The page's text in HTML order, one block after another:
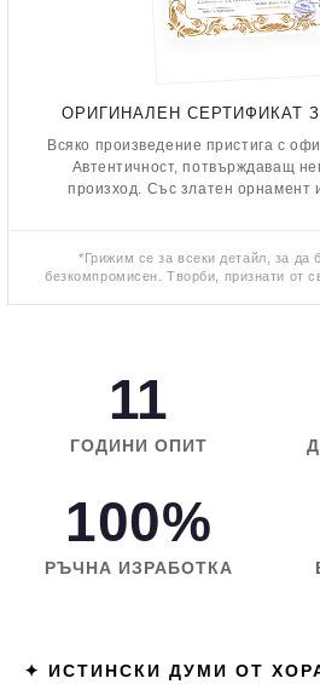
ОРИГИНАЛЕН СЕРТИФИКАТ
Всяко произведение пристига с
Автентичност, потвърждаващ
произход. Със златен орнамент
*Грижим се за всеки детайл, за да
безкомпромисен. Творби, признати от
11
ГОДИНИ ОПИТ
100%
РЪЧНА ИЗРАБОТКА
✦ ИСТИНСКИ ДУМИ ОТ